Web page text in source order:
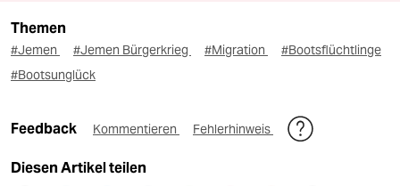
Themen
#Jemen #Jemen Bürgerkrieg #Migration
#Bootsflüchtlinge
#Bootsunglück
Feedback Kommentieren Fehlerhinweis
Diesen Artikel teilen